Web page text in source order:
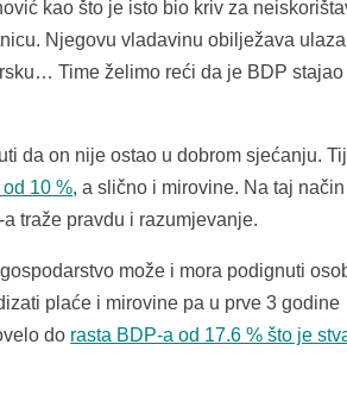
kao što je isto bio kriv za
Njegovu vladavinu obilježava
Time želimo reći da je BDP stajao
da on nije ostao u dobrom sjećanju.
10 %, a slično i mirovine. Na taj
traže pravdu i razumjevanje.
može i mora podignuti
plaće i mirovine pa u prve 3 godine
do rasta BDP-a od 17.6 % što je